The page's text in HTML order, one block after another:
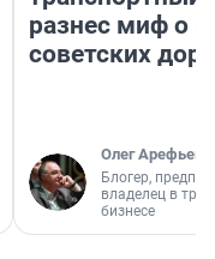
разнес миф о
советских
Олег Арефьев
Блогер,
владелец в
бизнесе